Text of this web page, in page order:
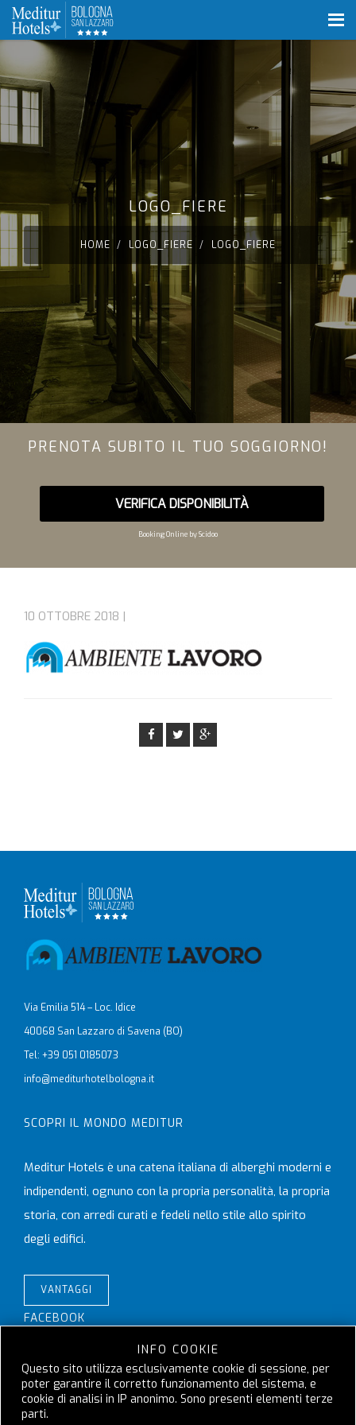
LOGO_FIERE
HOME LOGO_FIERE LOGO_FIERE
PRENOTA SUBITO IL TUO SOGGIORNO!
VERIFICA DISPONIBILITÀ
Booking Online by Scidoo
10 OTTOBRE 2018 |
Via Emilia 514 – Loc. Idice
40068 San Lazzaro di Savena (BO)
Tel: +39 051 0185073
info@mediturhotelbologna.it
SCOPRI IL MONDO MEDITUR
Meditur Hotels è una catena italiana di alberghi moderni e
indipendenti, ognuno con la propria personalità, la propria
storia, con arredi curati e fedeli nello stile allo spirito
degli edifici.
VANTAGGI
FACEBOOK
INFO COOKIE
Questo sito utilizza esclusivamente cookie di sessione, per
poter garantire il corretto funzionamento del sistema, e
cookie di analisi in IP anonimo. Sono presenti elementi terze
parti.